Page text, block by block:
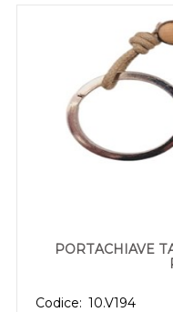
PORTACHIAVE
Codice: 10.V194